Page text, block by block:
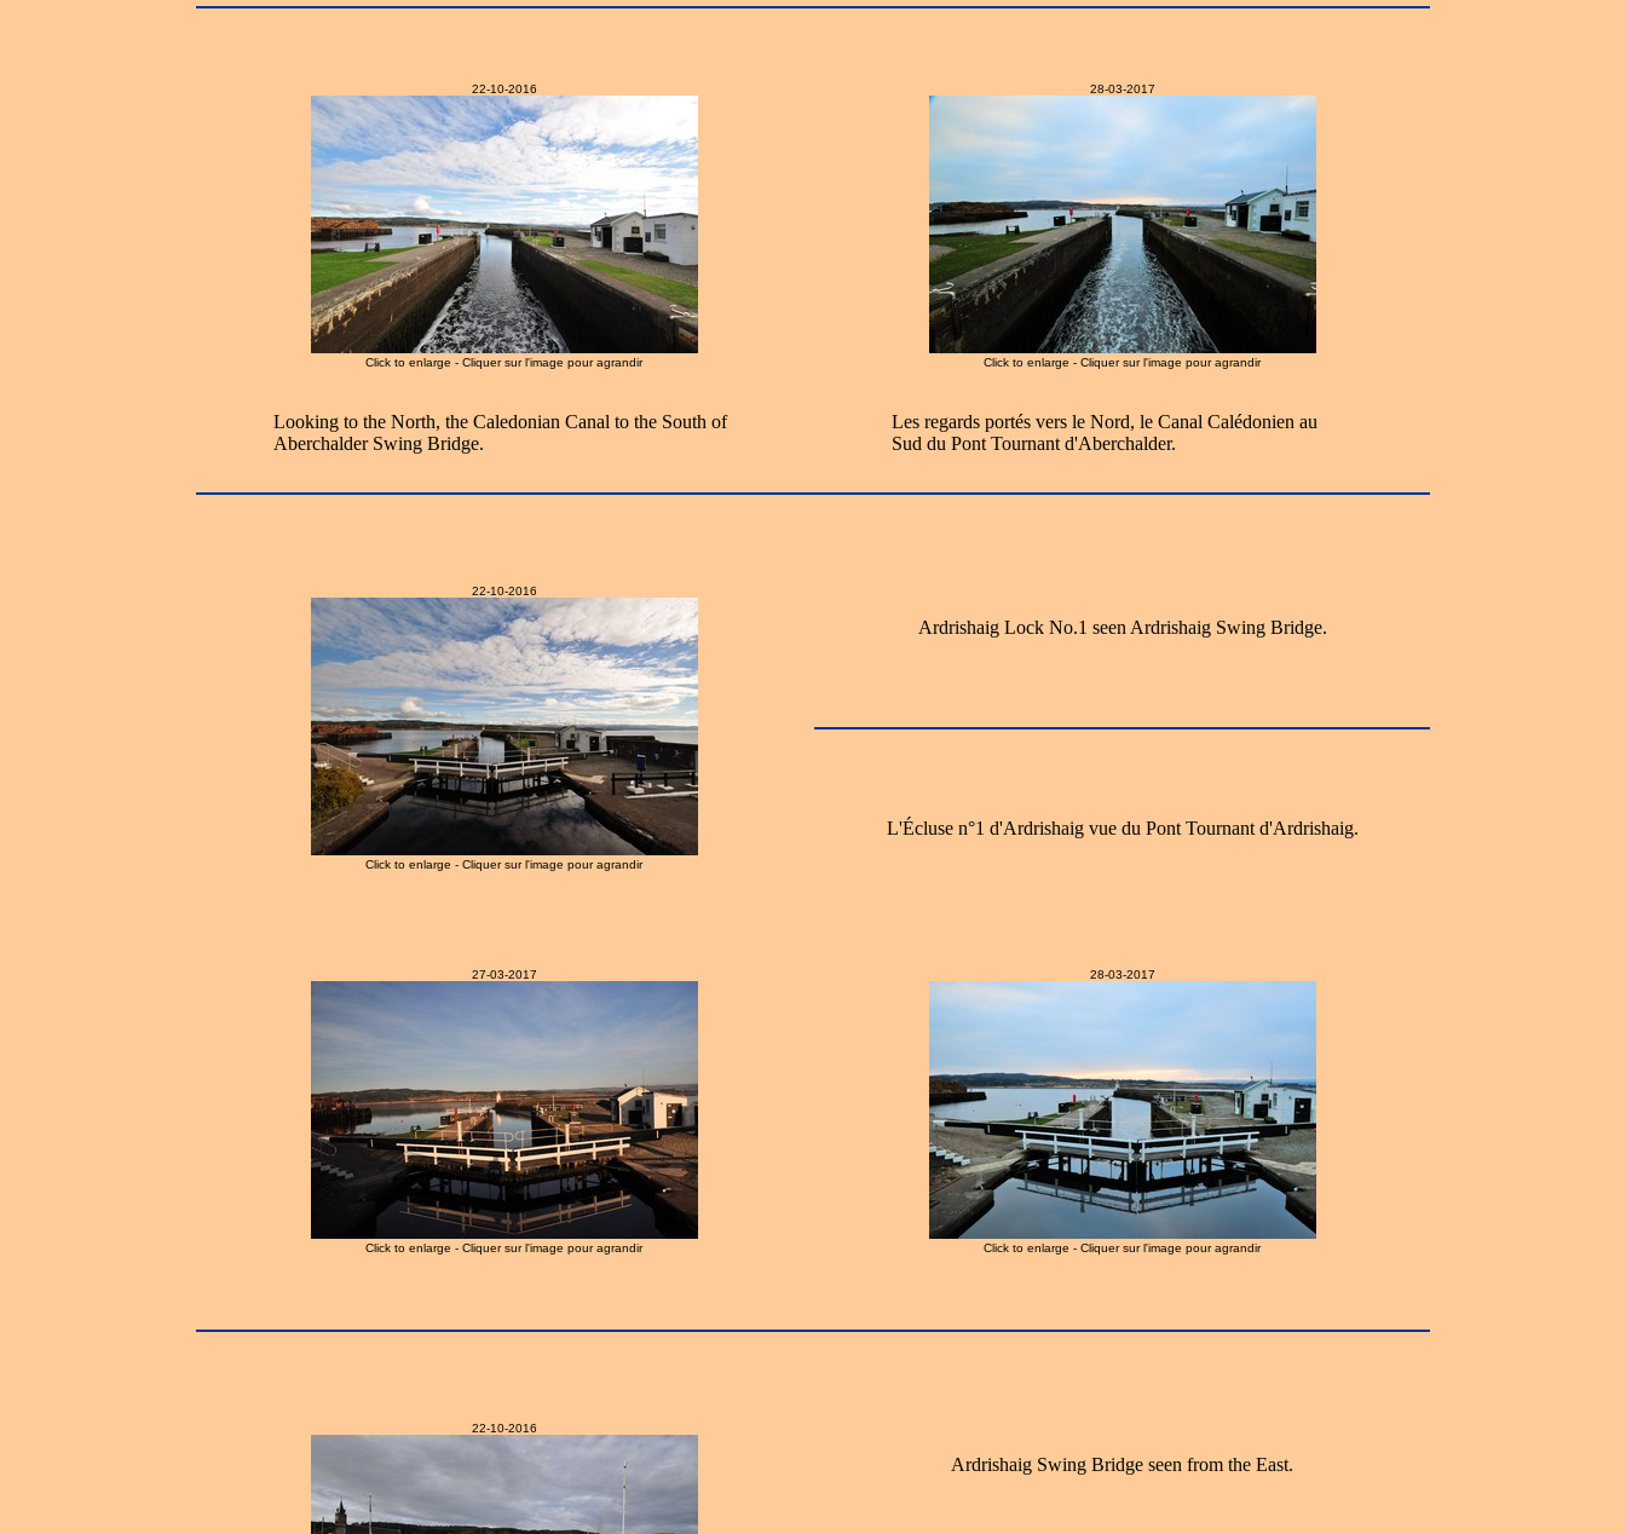
22-10-2016
Click to enlarge - Cliquer sur l'image pour agrandir
28-03-2017
Click to enlarge - Cliquer sur l'image pour agrandir
Looking to the North, the Caledonian Canal to the South of
Aberchalder Swing Bridge.
Les regards portés vers le Nord, le Canal Calédonien au
Sud du Pont Tournant d'Aberchalder.
22-10-2016
Click to enlarge - Cliquer sur l'image pour agrandir
Ardrishaig Lock No.1 seen Ardrishaig Swing Bridge.
L'Écluse n°1 d'Ardrishaig vue du Pont Tournant d'Ardrishaig.
27-03-2017
Click to enlarge - Cliquer sur l'image pour agrandir
28-03-2017
Click to enlarge - Cliquer sur l'image pour agrandir
22-10-2016
Ardrishaig Swing Bridge seen from the East.